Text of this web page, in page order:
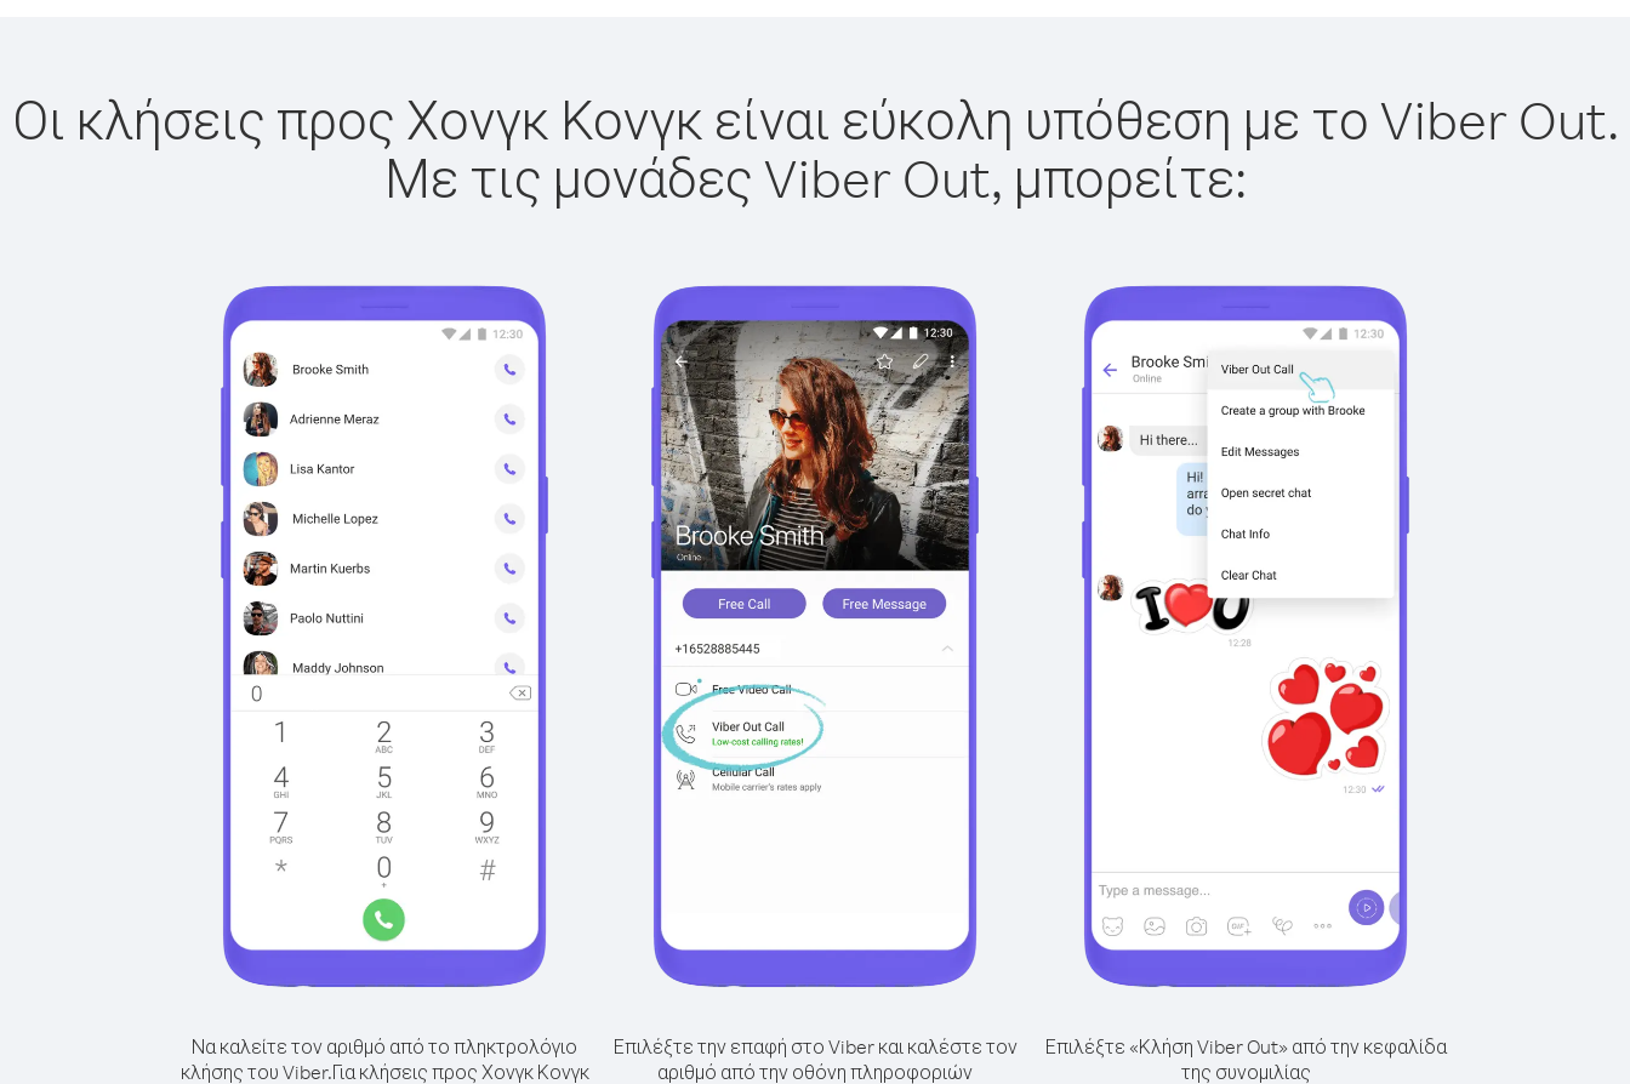
Οι κλήσεις προς Χονγκ Κονγκ είναι εύκολη υπόθεση με το Viber Out.
Με τις μονάδες Viber Out, μπορείτε:
Να καλείτε τον αριθμό από το πληκτρολόγιο
κλήσης του Viber.Για κλήσεις προς Χονγκ Κονγκ
Επιλέξτε την επαφή στο Viber και καλέστε τον
αριθμό από την οθόνη πληροφοριών
Επιλέξτε «Κλήση Viber Out» από την κεφαλίδα
της συνομιλίας